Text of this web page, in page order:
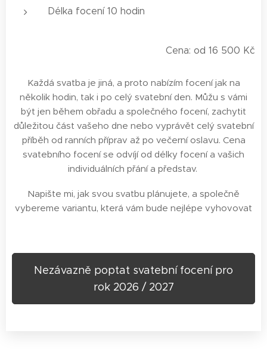
Délka focení 10 hodin
Cena: od 16 500 Kč
Každá svatba je jiná, a proto nabízím focení jak na
několik hodin, tak i po celý svatební den. Můžu s vámi
být jen během obřadu a společného focení, zachytit
důležitou část vašeho dne nebo vyprávět celý svatební
příběh od ranních příprav až po večerní oslavu. Cena
svatebního focení se odvíjí od délky focení a vašich
individuálních přání a představ.
Napište mi, jak svou svatbu plánujete, a společně
vybereme variantu, která vám bude nejlépe vyhovovat
Nezávazně poptat svatební focení pro
rok 2026 / 2027